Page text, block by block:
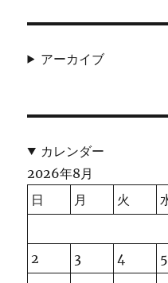
アーカイブ
カレンダー
2026年8月
日
月 火
2
3 4 5